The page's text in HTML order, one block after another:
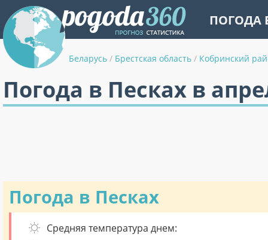
ПОГОДА
Беларусь / Брестская область / Кобринский
Погода в Песках в
Погода в Песках
Средняя температура днем: